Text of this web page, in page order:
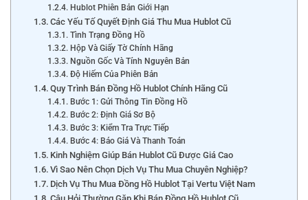
Hublot Phiên Bản Giới Hạn
Các Yếu Tố Quyết Định Giá Thu Mua Hublot Cũ
Tình Trạng Đồng Hồ
Hộp Và Giấy Tờ Chính Hãng
Nguồn Gốc Và Tính Nguyên Bản
Độ Hiếm Của Phiên Bản
Quy Trình Bán Đồng Hồ Hublot Chính Hãng Cũ
Bước 1: Gửi Thông Tin Đồng Hồ
Bước 2: Định Giá Sơ Bộ
Bước 3: Kiểm Tra Trực Tiếp
Bước 4: Báo Giá Và Thanh Toán
Kinh Nghiệm Giúp Bán Hublot Cũ Được Giá Cao
Vì Sao Nên Chọn Dịch Vụ Thu Mua Chuyên Nghiệp?
Dịch Vụ Thu Mua Đồng Hồ Hublot Tại Vertu Việt Nam